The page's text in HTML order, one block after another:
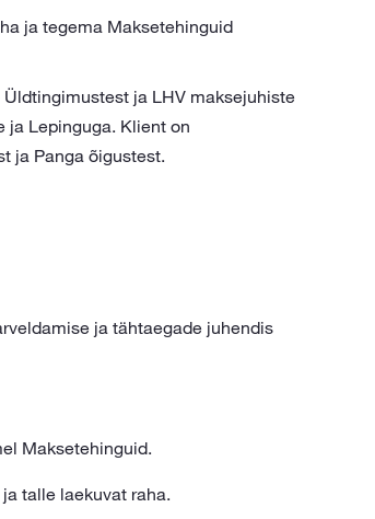
ja tegema Maksetehinguid
ja LHV maksejuhiste
ja Lepinguga. Klient on
ja Panga õigustest.
ja tähtaegade juhendis
Maksetehinguid.
talle laekuvat raha.